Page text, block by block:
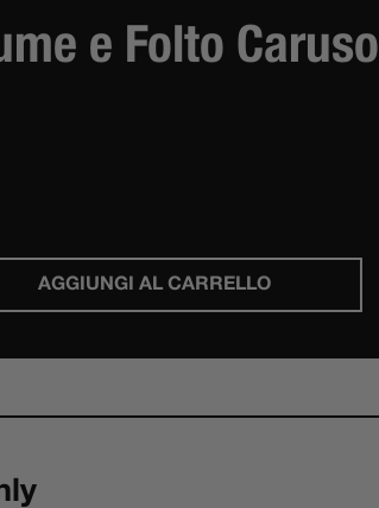
e Folto Caruso
AGGIUNGI AL CARRELLO